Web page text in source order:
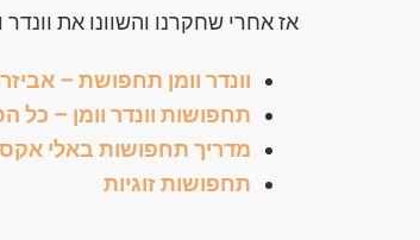
אז אחרי שחקרנו והשוונו את
וונדר וומן תחפושת –
תחפושות וונדר וומן – כל
מדריך תחפושות באלי
תחפושות זוגיות